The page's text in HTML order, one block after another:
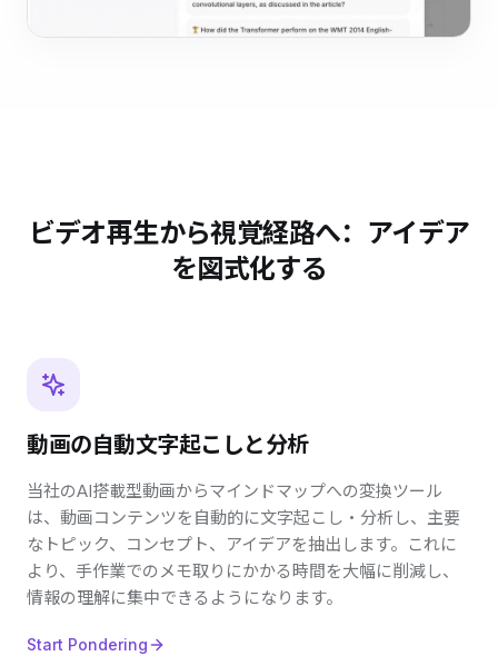
ビデオ再生から視覚経路へ：アイデア
を図式化する
動画の自動文字起こしと分析
当社のAI搭載型動画からマインドマップへの変換ツール
は、動画コンテンツを自動的に文字起こし・分析し、主要
なトピック、コンセプト、アイデアを抽出します。これに
より、手作業でのメモ取りにかかる時間を大幅に削減し、
情報の理解に集中できるようになります。
Start Pondering